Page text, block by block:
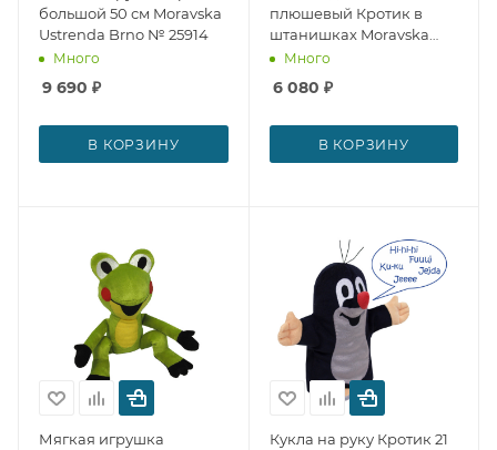
большой 50 см Moravska
Ustrenda Brno № 25914
Много
9 690 ₽
В КОРЗИНУ
плюшевый Кротик в
штанишках Moravska
Ustrenda Brno № 25906
Много
6 080 ₽
В КОРЗИНУ
Мягкая игрушка
Кукла на руку Кротик 21